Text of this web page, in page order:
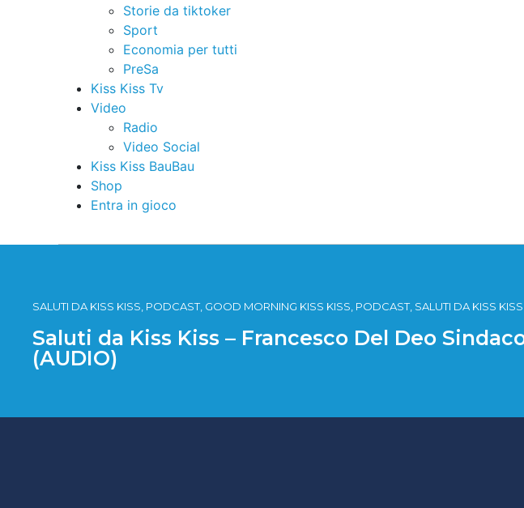
Storie da tiktoker
Sport
Economia per tutti
PreSa
Kiss Kiss Tv
Video
Radio
Video Social
Kiss Kiss BauBau
Shop
Entra in gioco
SALUTI DA KISS KISS, PODCAST, GOOD MORNING KISS KISS, PODCAST, SALUTI DA KISS KISS
Saluti da Kiss Kiss – Francesco Del Deo
(AUDIO)